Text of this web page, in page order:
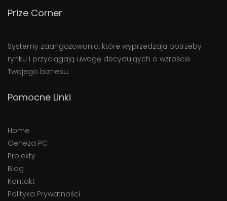
Prize Corner
Systemy zaangażowania, które wyprzedzają potrzeby
rynku i przyciągają uwagę decydująych o wzroście
Twojego biznesu.
Pomocne Linki
Home
Geneza PC
Projekty
Blog
Kontakt
Polityka Prywatności